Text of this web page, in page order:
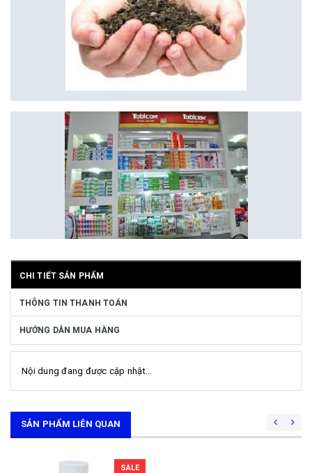
CHI TIẾT SẢN PHẨM
THÔNG TIN THANH TOÁN
HƯỚNG DẪN MUA HÀNG
Nội dung đang được cập nhật...
SẢN PHẨM LIÊN QUAN
SALE